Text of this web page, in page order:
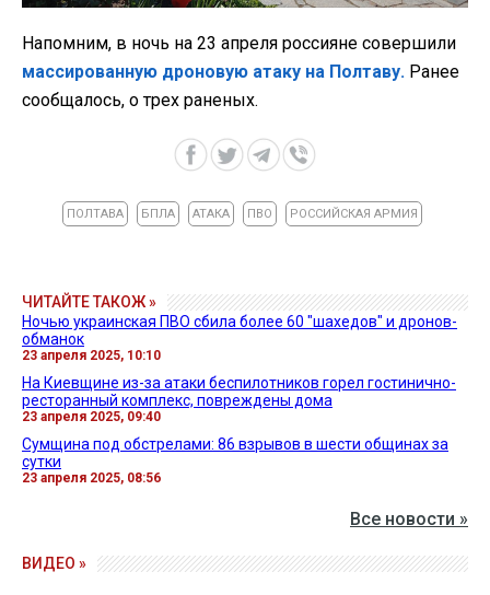
Напомним, в ночь на 23 апреля россияне совершили
массированную дроновую атаку на Полтаву. Ранее
сообщалось, о трех раненых.
ПОЛТАВА БПЛА АТАКА ПВО РОССИЙСКАЯ АРМИЯ
ЧИТАЙТЕ ТАКОЖ »
Ночью украинская ПВО сбила более 60 "шахедов" и дронов-
обманок
23 апреля 2025, 10:10
На Киевщине из-за атаки беспилотников горел гостинично-
ресторанный комплекс, повреждены дома
23 апреля 2025, 09:40
Сумщина под обстрелами: 86 взрывов в шести общинах за
сутки
23 апреля 2025, 08:56
Все новости »
ВИДЕО »